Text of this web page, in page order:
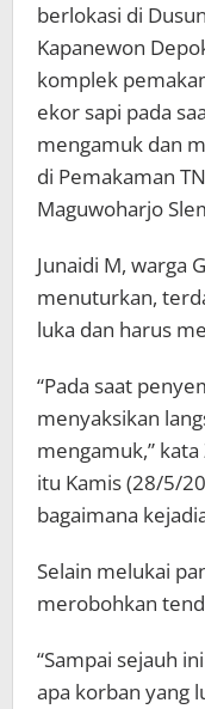
berlokasi di
Kapanewon
komplek
ekor sapi pada
mengamuk dan
di Pemakaman
Maguwoharjo
Junaidi M, warga
menuturkan,
luka dan harus
“Pada saat
menyaksikan
mengamuk,”
itu Kamis (28/5/
bagaimana
Selain melukai
merobohkan
“Sampai sejauh
apa korban yang